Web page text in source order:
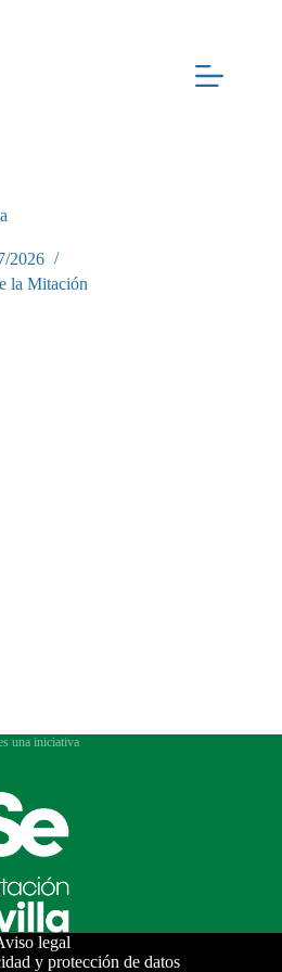
2026
la Mitación
una iniciativa
legal
y protección de datos